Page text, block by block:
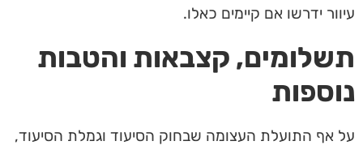
עיוור ידרשו אם קיימים כאלו.
תשלומים, קצבאות והטבות
נוספות
על אף התועלת העצומה שבחוק הסיעוד וגמלת הסיעוד,